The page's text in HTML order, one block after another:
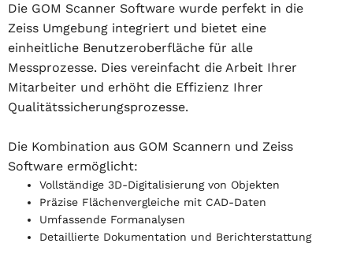
Die GOM Scanner Software wurde perfekt in die
Zeiss Umgebung integriert und bietet eine
einheitliche Benutzeroberfläche für alle
Messprozesse. Dies vereinfacht die Arbeit Ihrer
Mitarbeiter und erhöht die Effizienz Ihrer
Qualitätssicherungsprozesse.
Die Kombination aus GOM Scannern und Zeiss
Software ermöglicht:
Vollständige 3D-Digitalisierung von Objekten
Präzise Flächenvergleiche mit CAD-Daten
Umfassende Formanalysen
Detaillierte Dokumentation und Berichterstattung